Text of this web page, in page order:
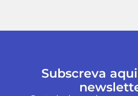
Subscreva